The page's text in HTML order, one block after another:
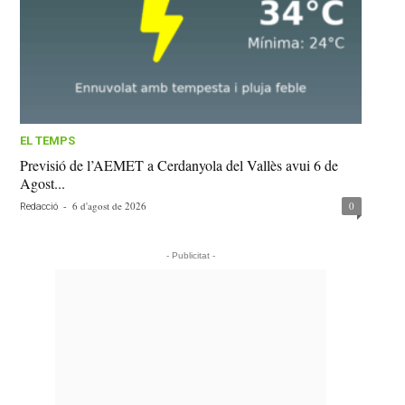
EL TEMPS
Previsió de l’AEMET a Cerdanyola del Vallès avui 6 de
Agost...
Redacció - 6 d'agost de 2026 0
- Publicitat -